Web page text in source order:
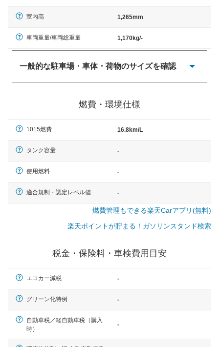
室内高 1,265mm
車両重量/車両総重量 1,170kg/-
一般的な駐車場・車体・荷物のサイズを確認
× 長さ 5,000mm 車路幅 5,000mmというサイズが標準値
燃費・環境仕様
1015燃費 16.8km/L
タンク容量 -
使用燃料 -
適合規制・認定レベル値 -
燃費管理もできる楽天Carアプリ(無料)
楽天ポイントが貯まる！ガソリンスタンド検索
税金・保険料・車検費用目安
エコカー減税 -
グリーン化特例 -
自動車税／軽自動車税（購入
時）
-